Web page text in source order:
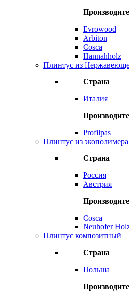
Evrowood
Arbiton
Cosca
Hannahholz
Плинтус из
Страна
Италия
Profilpas
Плинтус из экополимера
Страна
Россия
Австрия
Cosca
Neuhofer
Плинтус композитный
Страна
Польша